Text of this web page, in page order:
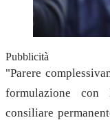
Pubblicità
"Parere
formulazione con
consiliare